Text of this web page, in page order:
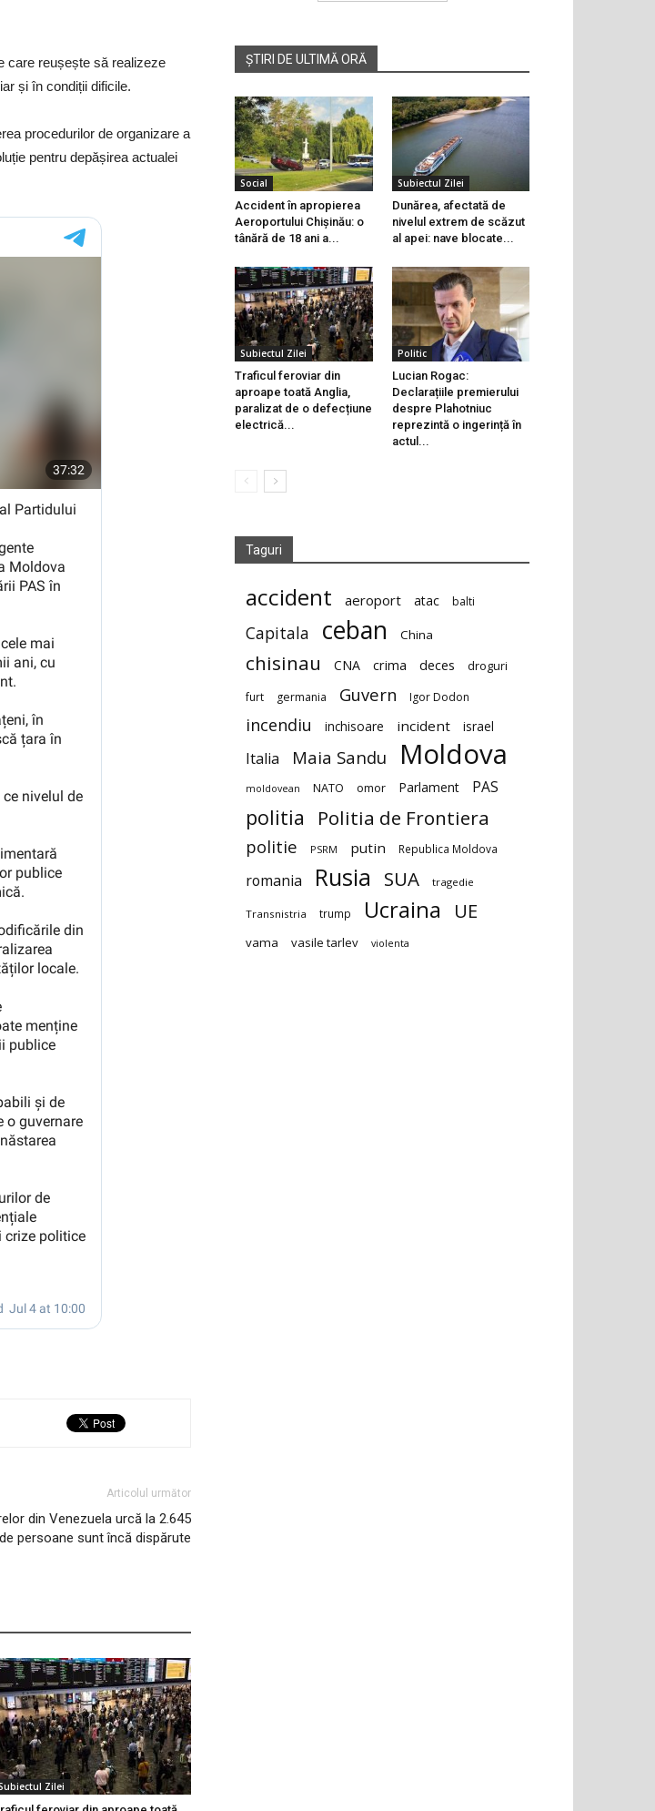
care reușește să realizeze
și în condiții dificile.
procedurilor de organizare a
pentru depășirea actualei
Articolul următor
din Venezuela urcă la 2.645
persoane sunt încă dispărute
Zilei
ȘTIRI DE ULTIMĂ ORĂ
Social
Accident în apropierea
Aeroportului Chișinău: o
tânără de 18 ani a...
Subiectul Zilei
Dunărea, afectată de
nivelul extrem de scăzut
al apei: nave blocate...
Subiectul Zilei
Traficul feroviar din
aproape toată Anglia,
paralizat de o defecțiune
electrică...
Politic
Lucian Rogac:
Declarațiile premierului
despre Plahotniuc
reprezintă o ingerință în
actul...
Taguri
accident aeroport atac balti
Capitala ceban China
chisinau CNA crima deces droguri
furt germania Guvern Igor Dodon
incendiu inchisoare incident israel
Italia Maia Sandu Moldova
moldovean NATO omor Parlament PAS
politia Politia de Frontiera
politie PSRM putin Republica Moldova
romania Rusia SUA tragedie
Transnistria trump Ucraina UE
vama vasile tarlev violenta